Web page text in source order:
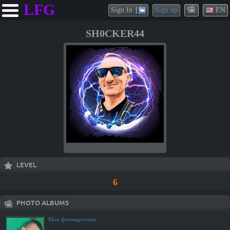
LFG Sign In Sign up EN
SH0CKER44
LEVEL
6
PHOTO ALBUMS
Мои фотокарточки